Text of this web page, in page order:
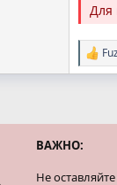
Для
Р
е
и
ВАЖНО:
Не